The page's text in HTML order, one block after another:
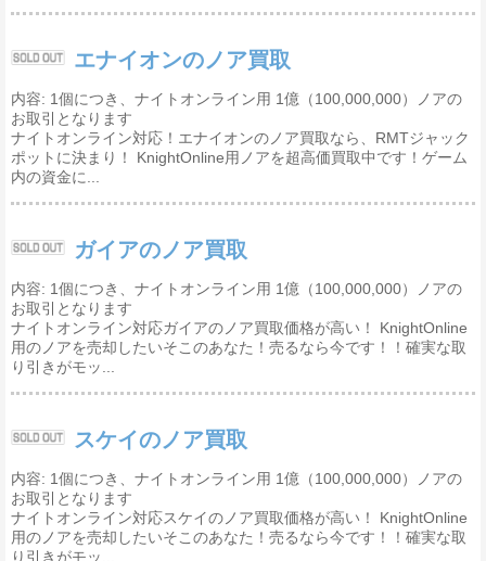
エナイオンのノア買取
内容: 1個につき、ナイトオンライン用 1億（100,000,000）ノアの
お取引となります
ナイトオンライン対応！エナイオンのノア買取なら、RMTジャック
ポットに決まり！ KnightOnline用ノアを超高価買取中です！ゲーム
内の資金に...
ガイアのノア買取
内容: 1個につき、ナイトオンライン用 1億（100,000,000）ノアの
お取引となります
ナイトオンライン対応ガイアのノア買取価格が高い！ KnightOnline
用のノアを売却したいそこのあなた！売るなら今です！！確実な取
り引きがモッ...
スケイのノア買取
内容: 1個につき、ナイトオンライン用 1億（100,000,000）ノアの
お取引となります
ナイトオンライン対応スケイのノア買取価格が高い！ KnightOnline
用のノアを売却したいそこのあなた！売るなら今です！！確実な取
り引きがモッ...